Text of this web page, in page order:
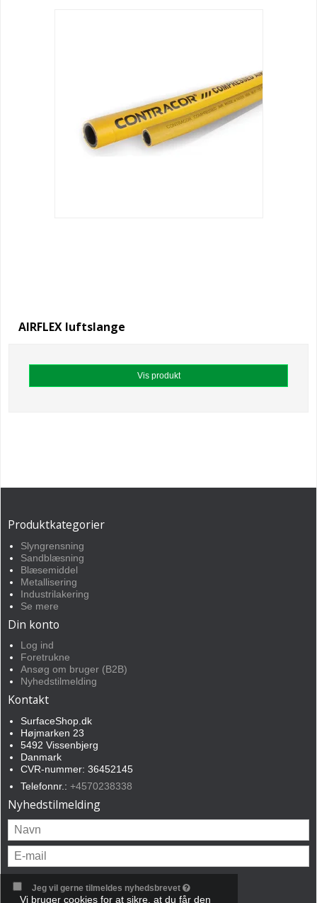
Vi bruger cookies for at sikre, at du får den
AIRFLEX luftslange
Vis produkt
Produktkategorier
Slyngrensning
Sandblæsning
Blæsemiddel
Metallisering
Industrilakering
Se mere
Din konto
Log ind
Foretrukne
Ansøg om bruger (B2B)
Nyhedstilmelding
Kontakt
SurfaceShop.dk
Højmarken 23
5492 Vissenbjerg
Danmark
CVR-nummer: 36452145
Telefonnr.: +4570238338
Nyhedstilmelding
Jeg vil gerne tilmeldes nyhedsbrevet